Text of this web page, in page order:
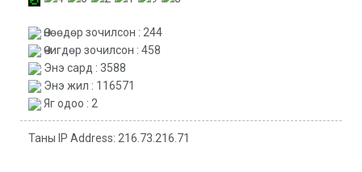
Өнөөдөр зочилсон : 244
Өчигдөр зочилсон : 458
Энэ сард : 3588
Энэ жил : 116571
Яг одоо : 2
Таны IP Address: 216.73.216.71